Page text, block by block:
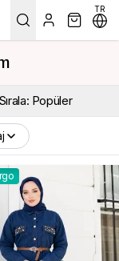
TR
Sırala: Popüler